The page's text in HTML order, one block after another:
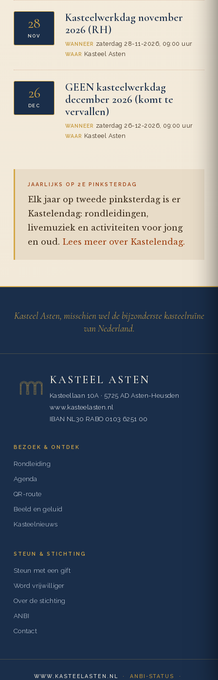
28
NOV
Kasteelwerkdag november
2026 (RH)
WANNEER zaterdag 28-11-2026, 09:00 uur
WAAR Kasteel Asten
26
DEC
GEEN kasteelwerkdag
december 2026 (komt te
vervallen)
WANNEER zaterdag 26-12-2026, 09:00 uur
WAAR Kasteel Asten
JAARLIJKS OP 2E PINKSTERDAG
Elk jaar op tweede pinksterdag is er
Kastelendag: rondleidingen,
livemuziek en activiteiten voor jong
en oud. Lees meer over Kastelendag.
Kasteel Asten, misschien wel de bijzonderste kasteelruïne
van Nederland.
KASTEEL ASTEN
Kasteellaan 10A · 5725 AD Asten-Heusden
www.kasteelasten.nl
IBAN NL30 RABO 0103 6251 00
BEZOEK & ONTDEK
Rondleiding
Agenda
QR-route
Beeld en geluid
Kasteelnieuws
STEUN & STICHTING
Steun met een gift
Word vrijwilliger
Over de stichting
ANBI
Contact
WWW.KASTEELASTEN.NL · ANBI-STATUS ·